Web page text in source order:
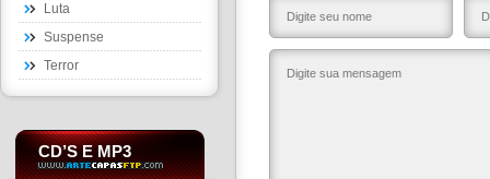
Luta
Suspense
Terror
CD’S E MP3